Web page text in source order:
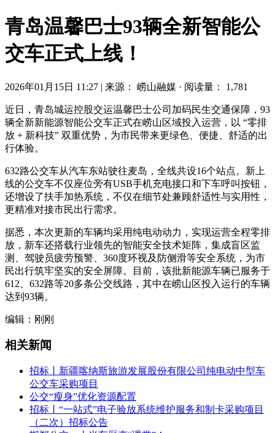
青岛温馨巴士93辆全新智能公
交车正式上线！
2026年01月15日 11:27 | 来源： 崂山融媒 · 阅读量： 1,781
近日，青岛城运控股交运温馨巴士公司加码民生交通保障，93
辆全新新能源智能公交车正式在崂山区域投入运营，以 “零排
放 + 新科技” 双重优势，为市民带来更绿色、便捷、舒适的出
行体验。
632路公交车从汽车东站驶往麦岛，全线共设16个站点。新上
线的公交车不仅座位旁有USB手机充电接口和下车呼叫按钮，
还增设了扶手加热系统，不仅在细节处兼顾舒适性与实用性，
更精准对接市民出行需求。
据悉，本次更新的车辆均采用纯电动动力，实现运营全程零排
放，新车还搭载行业领先的智能安全技术矩阵，集成盲区监
测、驾驶员疲劳预警、360度环视及防侧滑等安全系统，为市
民出行筑牢坚实的安全屏障。目前，该批新能源车辆已服务于
612、632路等20多条公交线路，其中在崂山区投入运行的车辆
达到93辆。
编辑：刚刚
相关新闻
招标丨新疆喀纳斯旅游发展股份有限公司纯电动中型车
公交车采购项目
公交“瘦身”优化资源配置
招标丨“一站式”电子验放系统维护服务和制卡采购项目
（二次）招标公告